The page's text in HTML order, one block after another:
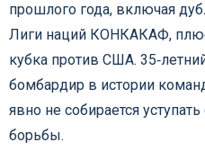
прошлого года, включая
Лиги наций КОНКАКАФ,
кубка против США.
бомбардир в истории
явно не собирается
борьбы.